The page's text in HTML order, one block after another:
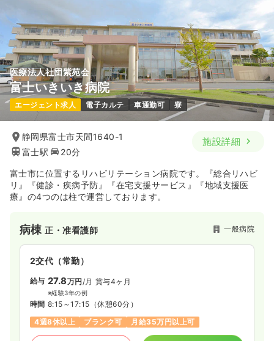
医療法人社団紫苑会
富士いきいき病院
エージェント求人 電子カルテ 車通勤可 寮
静岡県富士市天間1640-1
富士駅
20分
施設詳細
富士市に位置するリハビリテーション病院です。『総合リハビ
リ』『健診・疾病予防』『在宅支援サービス』『地域支援医
療』の4つのは柱で運営しております。
病棟正・准看護師 一般病院
2交代（常勤）
給与 27.8万円 /月 賞与4ヶ月
※経験3年の例
時間 8:15～17:15 （休憩60分）
4週8休以上
ブランク可 月給35万円以上可